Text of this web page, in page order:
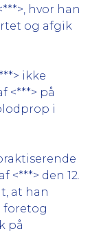
hvor han
og afgik
ikke
<***> på
i
<***> den 12.
at han
foretog
på